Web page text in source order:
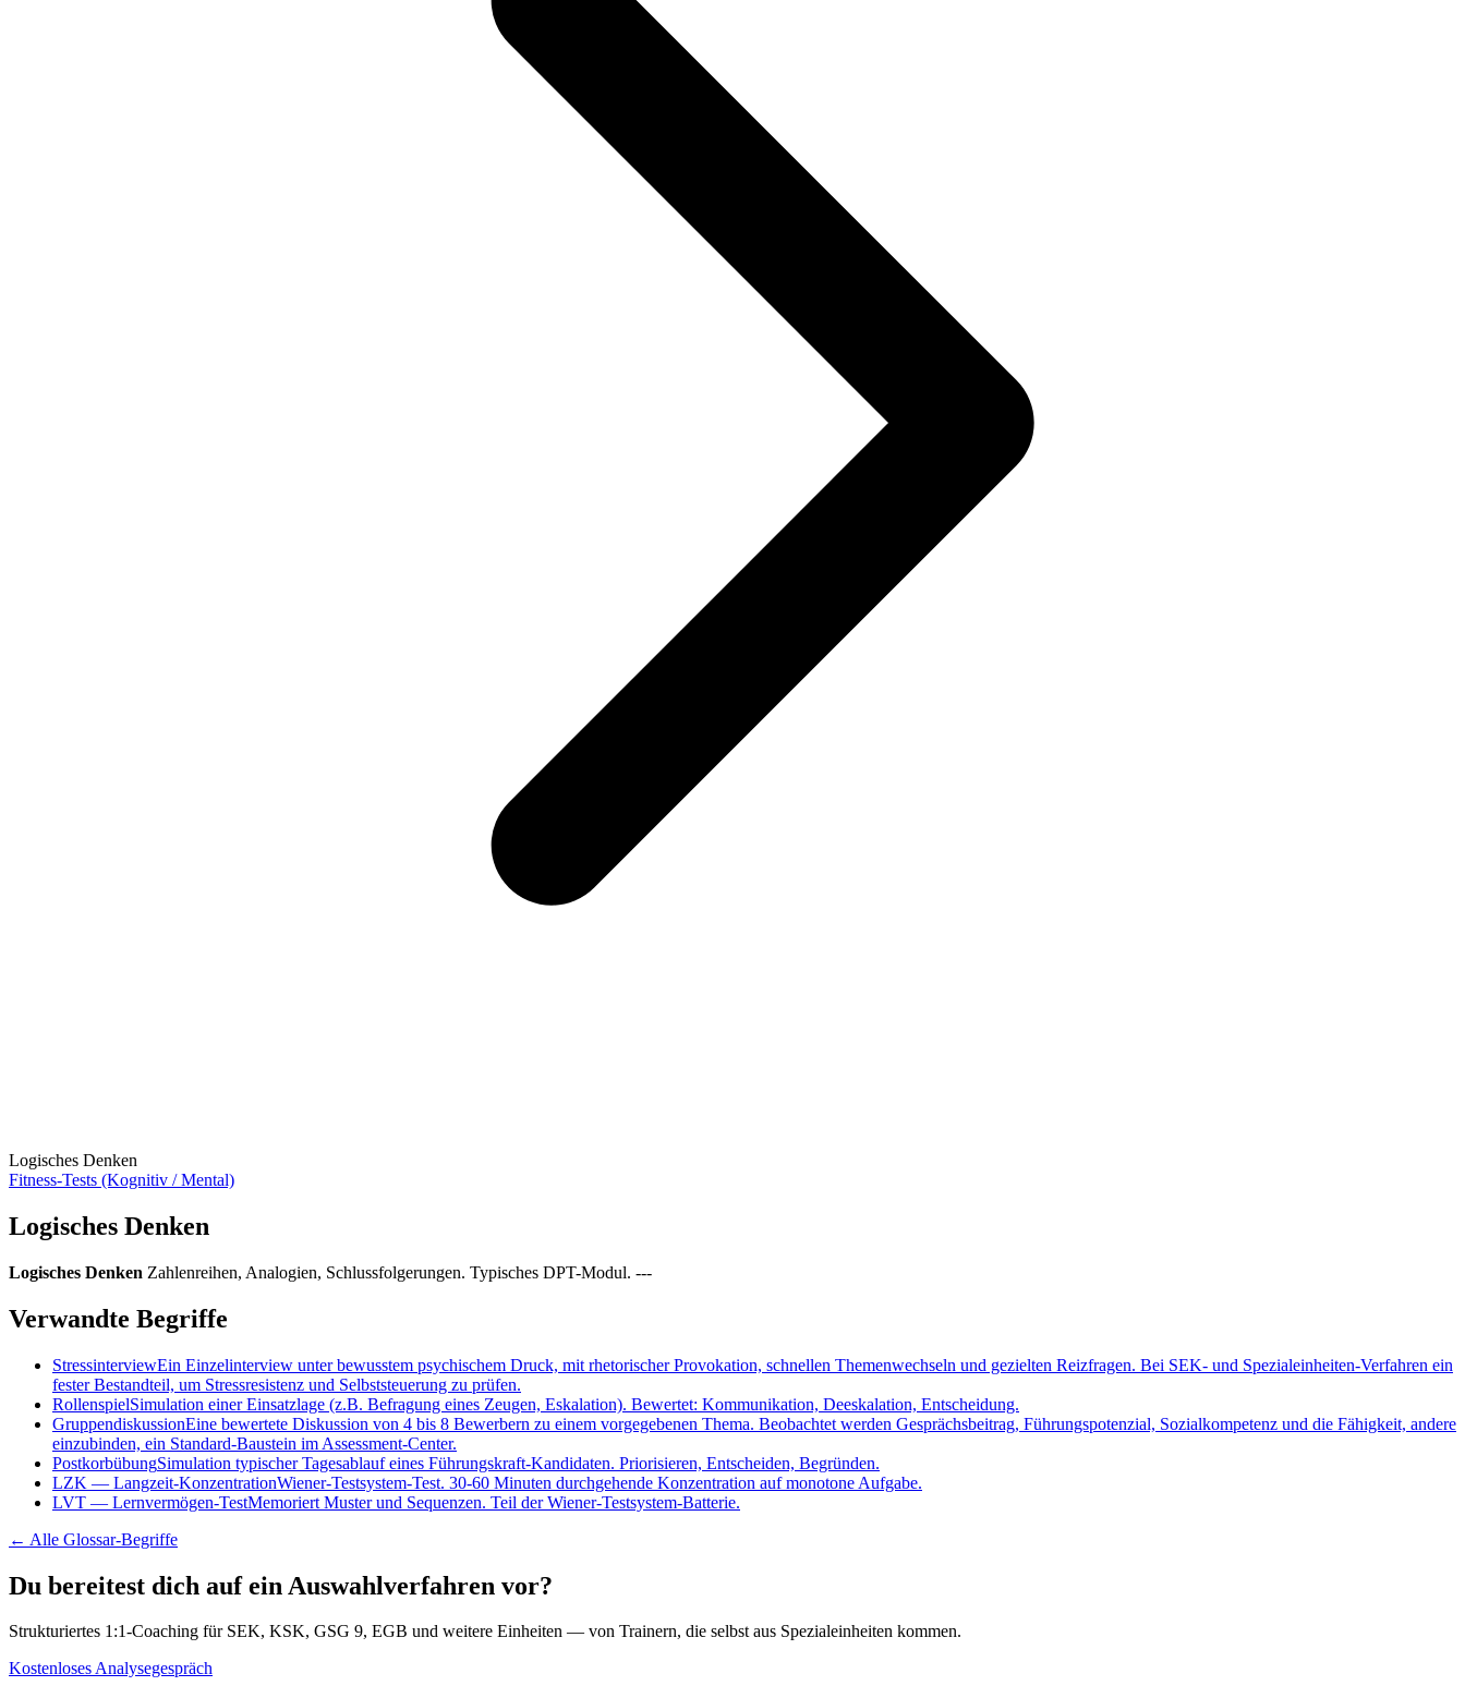
Logisches Denken
Fitness-Tests (Kognitiv / Mental)
Logisches Denken
Logisches Denken Zahlenreihen, Analogien, Schlussfolgerungen. Typisches DPT-Modul. ---
Verwandte Begriffe
StressinterviewEin Einzelinterview unter bewusstem psychischem Druck, mit rhetorischer Provokation, schnellen Themenwechseln und gezielten Reizfragen. Bei SEK- und Spezialeinheiten-Verfahren ein
fester Bestandteil, um Stressresistenz und Selbststeuerung zu prüfen.
RollenspielSimulation einer Einsatzlage (z.B. Befragung eines Zeugen, Eskalation). Bewertet: Kommunikation, Deeskalation, Entscheidung.
GruppendiskussionEine bewertete Diskussion von 4 bis 8 Bewerbern zu einem vorgegebenen Thema. Beobachtet werden Gesprächsbeitrag, Führungspotenzial, Sozialkompetenz und die Fähigkeit, andere
einzubinden, ein Standard-Baustein im Assessment-Center.
PostkorbübungSimulation typischer Tagesablauf eines Führungskraft-Kandidaten. Priorisieren, Entscheiden, Begründen.
LZK — Langzeit-KonzentrationWiener-Testsystem-Test. 30-60 Minuten durchgehende Konzentration auf monotone Aufgabe.
LVT — Lernvermögen-TestMemoriert Muster und Sequenzen. Teil der Wiener-Testsystem-Batterie.
← Alle Glossar-Begriffe
Du bereitest dich auf ein Auswahlverfahren vor?
Strukturiertes 1:1-Coaching für SEK, KSK, GSG 9, EGB und weitere Einheiten — von Trainern, die selbst aus Spezialeinheiten kommen.
Kostenloses Analysegespräch